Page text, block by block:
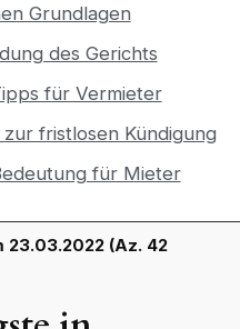
Grundlagen
des Gerichts
für Vermieter
fristlosen Kündigung
für Mieter
23.03.2022 (Az. 42